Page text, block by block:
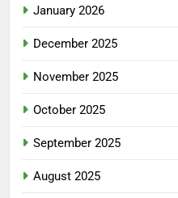
January 2026
December 2025
November 2025
October 2025
September 2025
August 2025